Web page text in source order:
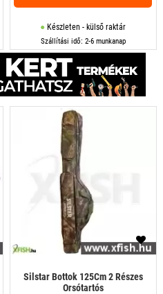
Készleten - külső raktár
Szállítási idő: 2-6 munkanap
Silstar Bottok 125Cm 2 Részes
Orsótartós